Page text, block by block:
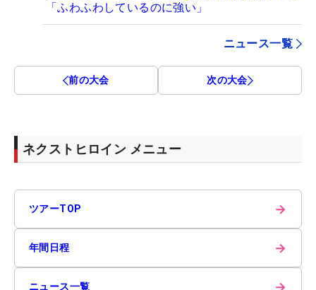
「ふわふわしているのに強い」
ニュース一覧
前の大会 次の大会
ネクストヒロイン メニュー
ツアーTOP →
年間日程 →
ニュース一覧 →